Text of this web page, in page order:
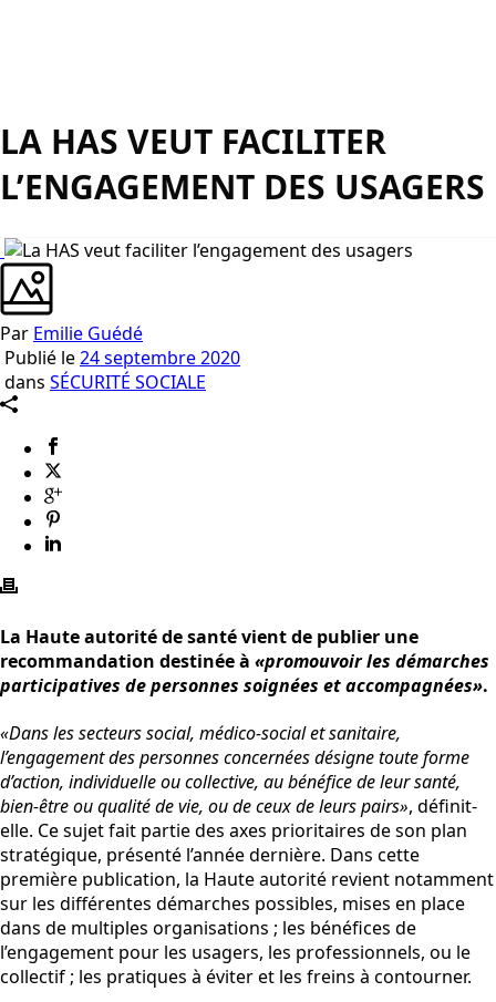
LA HAS VEUT FACILITER
L’ENGAGEMENT DES USAGERS
Par Emilie Guédé
Publié le24 septembre 2020
dans SÉCURITÉ SOCIALE
La Haute autorité de santé vient de publier une
recommandation destinée à «promouvoir les démarches
participatives de personnes soignées et accompagnées».
«Dans les secteurs social, médico-social et sanitaire,
l’engagement des personnes concernées désigne toute forme
d’action, individuelle ou collective, au bénéfice de leur santé,
bien-être ou qualité de vie, ou de ceux de leurs pairs», définit-
elle. Ce sujet fait partie des axes prioritaires de son plan
stratégique, présenté l’année dernière. Dans cette
première publication, la Haute autorité revient notamment
sur les différentes démarches possibles, mises en place
dans de multiples organisations ; les bénéfices de
l’engagement pour les usagers, les professionnels, ou le
collectif ; les pratiques à éviter et les freins à contourner.